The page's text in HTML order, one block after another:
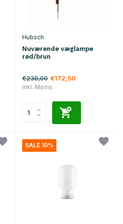
Hubsch
Nuværende væglampe
rød/brun
€230,00 €172,50
Inkl. Moms
SALE 10%